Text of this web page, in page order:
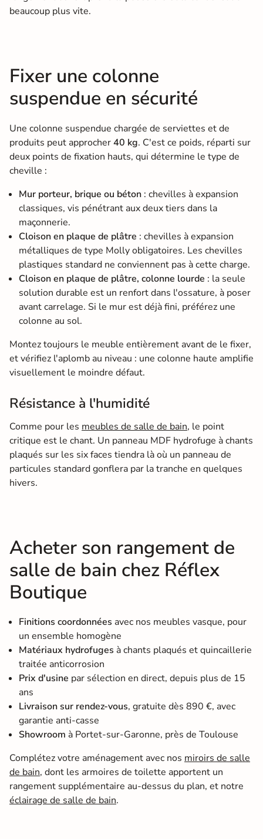
beaucoup plus vite.
Fixer une colonne
suspendue en sécurité
Une colonne suspendue chargée de serviettes et de
produits peut approcher40 kg. C'est ce poids, réparti sur
deux points de fixation hauts, qui détermine le type de
cheville :
Mur porteur, brique ou béton : chevilles à expansion
classiques, vis pénétrant aux deux tiers dans la
maçonnerie.
Cloison en plaque de plâtre : chevilles à expansion
métalliques de type Molly obligatoires. Les chevilles
plastiques standard ne conviennent pas à cette charge.
Cloison en plaque de plâtre, colonne lourde : la seule
solution durable est un renfort dans l'ossature, à poser
avant carrelage. Si le mur est déjà fini, préférez une
colonne au sol.
Montez toujours le meuble entièrement avant de le fixer,
et vérifiez l'aplomb au niveau : une colonne haute amplifie
visuellement le moindre défaut.
Résistance à l'humidité
Comme pour les meubles de salle de bain, le point
critique est le chant. Un panneau MDF hydrofuge à chants
plaqués sur les six faces tiendra là où un panneau de
particules standard gonflera par la tranche en quelques
hivers.
Acheter son rangement de
salle de bain chez Réflex
Boutique
Finitions coordonnées avec nos meubles vasque, pour
un ensemble homogène
Matériaux hydrofuges à chants plaqués et quincaillerie
traitée anticorrosion
Prix d'usine par sélection en direct, depuis plus de 15
ans
Livraison sur rendez-vous, gratuite dès 890 €, avec
garantie anti-casse
Showroom à Portet-sur-Garonne, près de Toulouse
Complétez votre aménagement avec nos miroirs de salle
de bain, dont les armoires de toilette apportent un
rangement supplémentaire au-dessus du plan, et notre
éclairage de salle de bain.